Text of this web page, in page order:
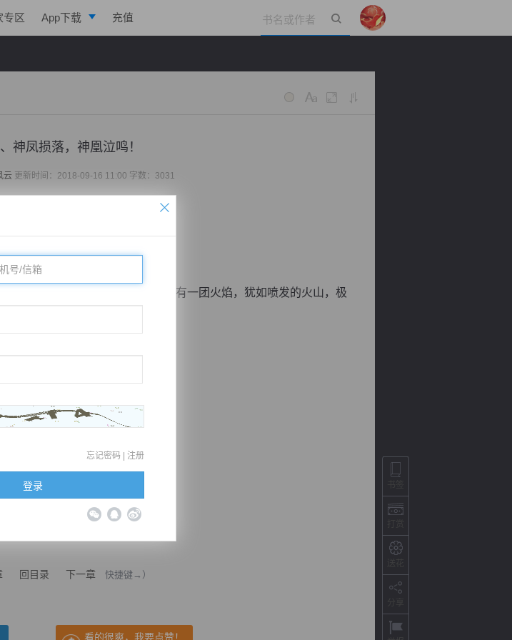
专区 App下载 充值
神凤损落，神凰泣鸣！
云更新时间：2018-09-16 11:00 字数：3031
整体通红，双目金光爆闪，内有一团火焰，犹如喷发的火山，极
令人极为恐惧。
回目录 下一章 快捷键→）
看的很爽，我要点赞！
忘记密码 | 注册
登录